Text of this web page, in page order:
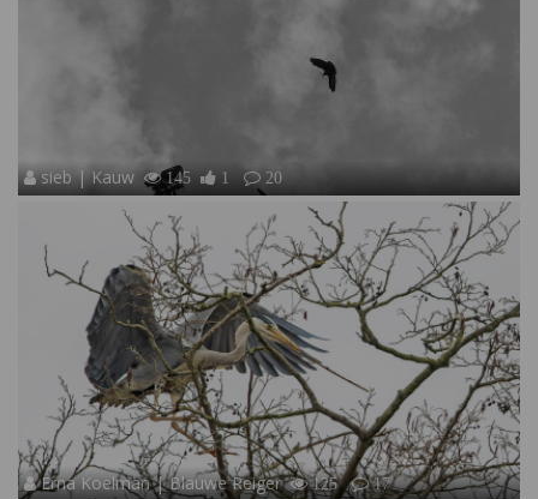
sieb | Kauw 145 1 20
Erna Koelman | Blauwe Reiger 125 17